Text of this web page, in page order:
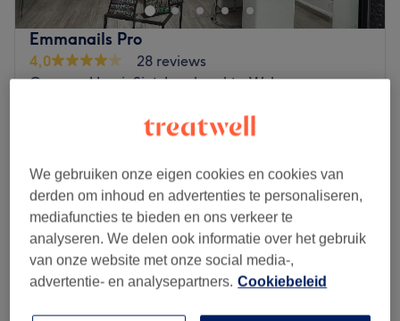
Emmanails Pro
4,0
28 reviews
Georges Henri, Sint-Lambrechts-Woluwe
1 u 20 min - 1 u 30 min
bespaar tot 15%
Dépose de gel
15 min
vanaf €12,75
bespaar tot 15%
Dépose de gel
15 min
We gebruiken onze eigen cookies en cookies van
derden om inhoud en advertenties te personaliseren,
mediafuncties te bieden en ons verkeer te
analyseren. We delen ook informatie over het gebruik
van onze website met onze social media-,
advertentie- en analysepartners. Cookiebeleid